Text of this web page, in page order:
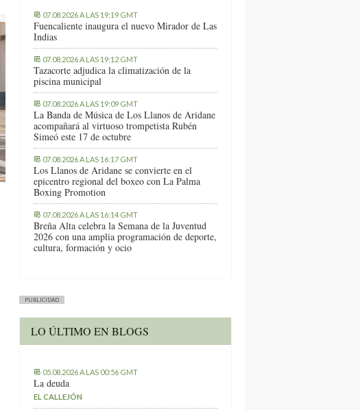
07.08.2026 A LAS 19:19 GMT
Fuencaliente inaugura el nuevo Mirador de Las
Indias
07.08.2026 A LAS 19:12 GMT
Tazacorte adjudica la climatización de la
piscina municipal
07.08.2026 A LAS 19:09 GMT
La Banda de Música de Los Llanos de Aridane
acompañará al virtuoso trompetista Rubén
Simeó este 17 de octubre
07.08.2026 A LAS 16:17 GMT
Los Llanos de Aridane se convierte en el
epicentro regional del boxeo con La Palma
Boxing Promotion
07.08.2026 A LAS 16:14 GMT
Breña Alta celebra la Semana de la Juventud
2026 con una amplia programación de deporte,
cultura, formación y ocio
PUBLICIDAD
LO ÚLTIMO EN BLOGS
05.08.2026 A LAS 00:56 GMT
La deuda
EL CALLEJÓN